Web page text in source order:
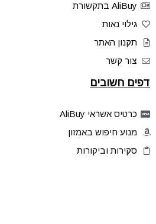
AliBuy בתקשורת
גילוי נאות
תקנון האתר
צור קשר
דפים חשובים
כרטיס אשראי AliBuy
מנוע חיפוש באמזון
סקירות וביקורות